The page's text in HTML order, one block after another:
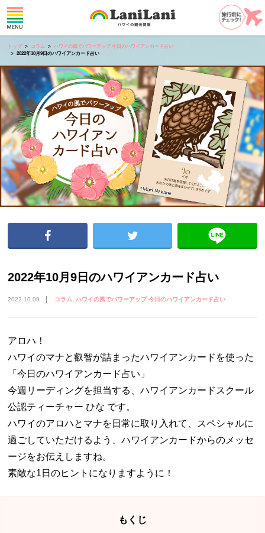
トップ コラム
ハワイの風でパワーアップ 今日のハワイアンカード占い
2022年10月9日のハワイアンカード占い
2022年10月9日のハワイアンカード占い
2022.10.09 コラム ハワイの風でパワーアップ 今日のハワイアンカード占い
アロハ！
ハワイのマナと叡智が詰まったハワイアンカードを使った
「今日のハワイアンカード占い」
今週リーディングを担当する、ハワイアンカードスクール
公認ティーチャー ひな です。
ハワイのアロハとマナを日常に取り入れて、スペシャルに
過ごしていただけるよう、ハワイアンカードからのメッセ
ージをお伝えしますね。
素敵な1日のヒントになりますように！
もくじ